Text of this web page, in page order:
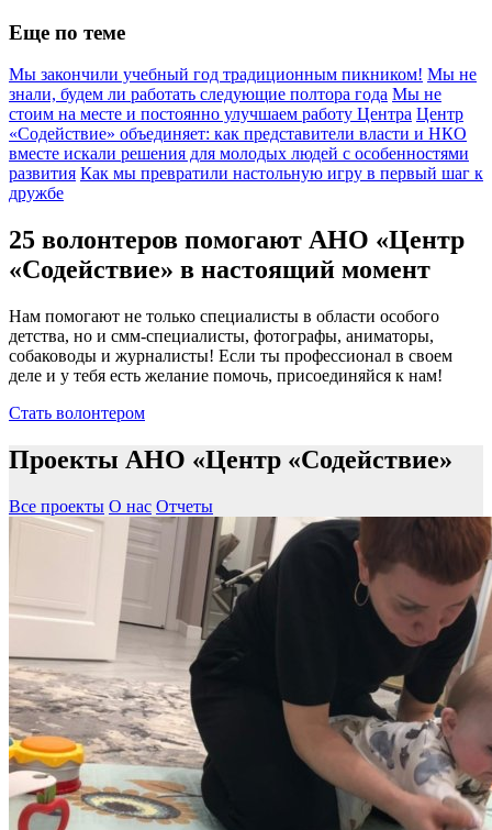
Еще по теме
Мы закончили учебный год традиционным пикником! Мы не
знали, будем ли работать следующие полтора года Мы не
стоим на месте и постоянно улучшаем работу Центра Центр
«Содействие» объединяет: как представители власти и НКО
вместе искали решения для молодых людей с особенностями
развития Как мы превратили настольную игру в первый шаг к
дружбе
25 волонтеров помогают АНО «Центр
«Содействие» в настоящий момент
Нам помогают не только специалисты в области особого
детства, но и смм-специалисты, фотографы, аниматоры,
собаководы и журналисты! Если ты профессионал в своем
деле и у тебя есть желание помочь, присоединяйся к нам!
Стать волонтером
Проекты АНО «Центр «Содействие»
Все проекты О нас Отчеты